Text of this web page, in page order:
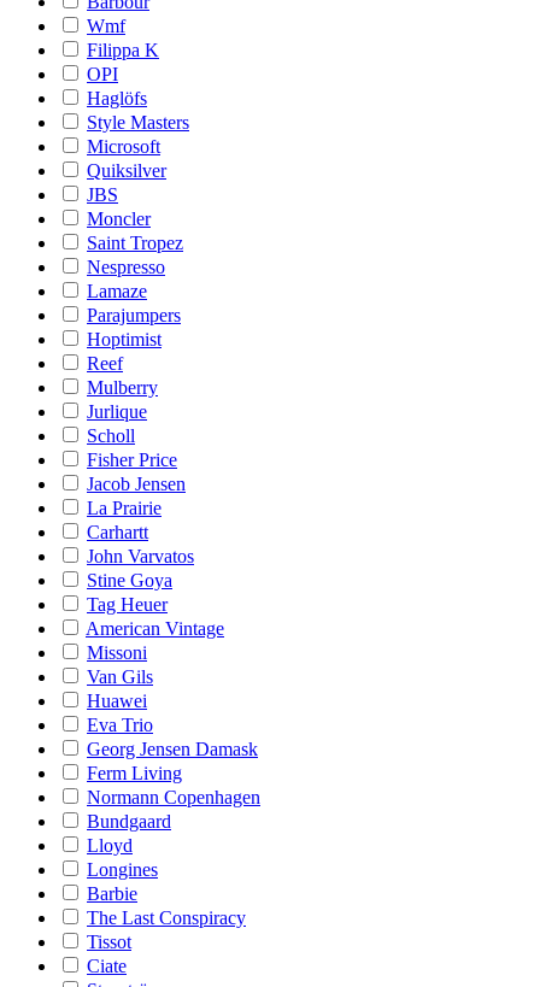
Wmf
Filippa K
OPI
Haglöfs
Style Masters
Microsoft
Quiksilver
JBS
Moncler
Saint Tropez
Nespresso
Lamaze
Parajumpers
Hoptimist
Reef
Mulberry
Jurlique
Scholl
Fisher Price
Jacob Jensen
La Prairie
Carhartt
John Varvatos
Stine Goya
Tag Heuer
American Vintage
Missoni
Van Gils
Huawei
Eva Trio
Georg Jensen Damask
Ferm Living
Normann Copenhagen
Bundgaard
Lloyd
Longines
Barbie
The Last Conspiracy
Tissot
Ciate